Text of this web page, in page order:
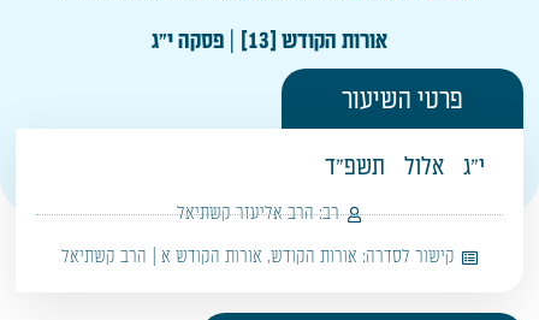
אורות הקודש [13] | פסקה י"ג
פרטי השיעור
י"ג אלול תשפ"ד
רב: הרב אליעזר קשתיאל
קישור לסדרה: אורות הקודש, אורות הקודש א | הרב קשתיאל